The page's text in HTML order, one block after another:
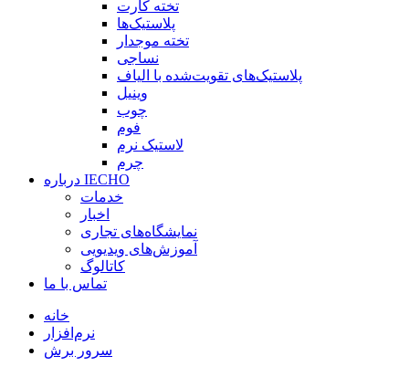
تخته کارت
پلاستیک‌ها
تخته موجدار
نساجی
پلاستیک‌های تقویت‌شده با الیاف
وینیل
چوب
فوم
لاستیک نرم
چرم
درباره IECHO
خدمات
اخبار
نمایشگاه‌های تجاری
آموزش‌های ویدیویی
کاتالوگ
تماس با ما
خانه
نرم‌افزار
سرور برش